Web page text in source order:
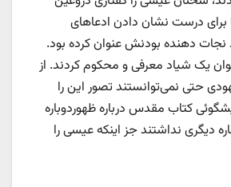
برای درست نشان دادن ادعاهای
دهنده بودنش عنوان کرده بود.
یک شیاد معرفی و محکوم کردند. از
حتی نمی‌توانستند تصور این را
کتاب مقدس درباره ظهوردوباره
چاره دیگری نداشتند جز اینکه عیسی را